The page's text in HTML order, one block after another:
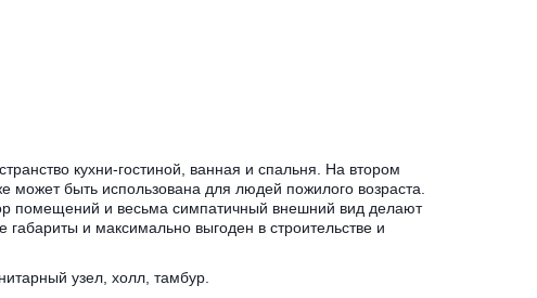
кухни-гостиной, ванная и спальня. На втором
быть использована для людей пожилого возраста.
помещений и весьма симпатичный внешний вид делают
и максимально выгоден в строительстве и
узел, холл, тамбур.